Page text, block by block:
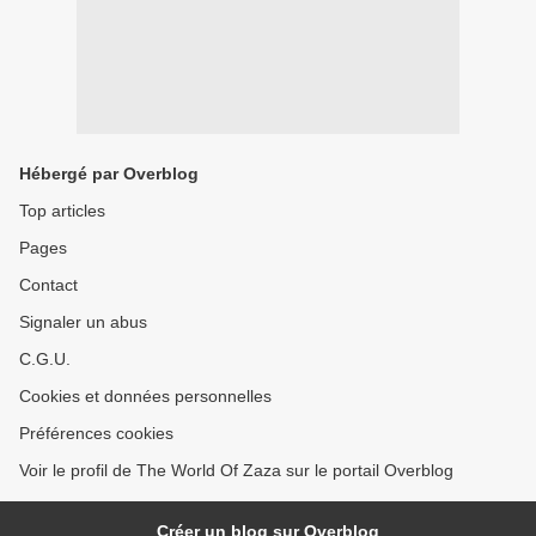
Hébergé par Overblog
Top articles
Pages
Contact
Signaler un abus
C.G.U.
Cookies et données personnelles
Préférences cookies
Voir le profil de The World Of Zaza sur le portail Overblog
Créer un blog sur Overblog